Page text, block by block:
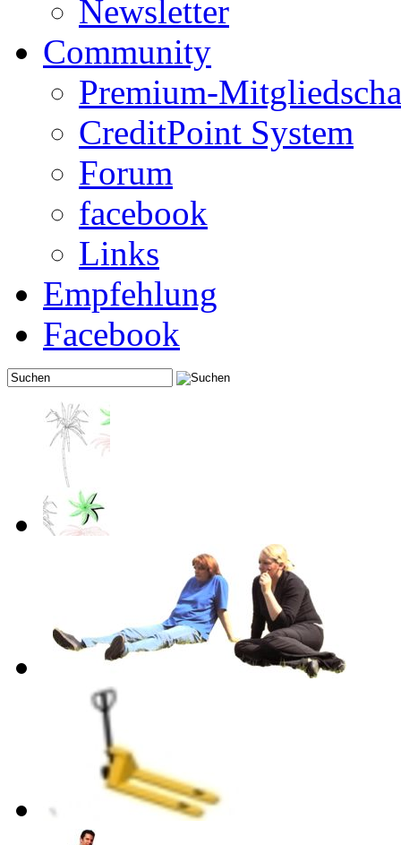
Newsletter
Community
Premium-
CreditPoint System
Forum
facebook
Links
Empfehlung
Facebook